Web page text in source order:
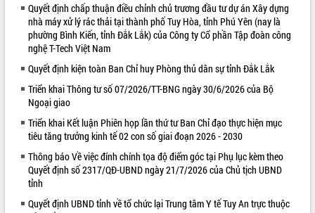
Khám bệnh, cấp phát thuốc miễn phí
và tặng quà người dân xã Cư Pui
Hội nghị UBND tỉnh Đắk Lắk thường kỳ
tháng 7/2026
Lễ truy tặng danh hiệu “Bà Mẹ Việt
Nam Anh hùng” và trao Huân chương
UBND tỉnh Đắk Lắk triển khai nhiệm
vụ 6 tháng cuối năm 2026
Kỳ họp thứ Hai, Hội đồng nhân dân
ALBUM ẢNH
Quyết định chấp thuận điều chỉnh chủ trương đầu tư dự án Xây dựng
nhà máy xử lý rác thải tại thành phố Tuy Hòa, tỉnh Phú Yên (nay là
phường Bình Kiến, tỉnh Đắk Lắk) của Công ty Cổ phần Tập đoàn công
nghệ T-Tech Việt Nam
Quyết định kiện toàn Ban Chỉ huy Phòng thủ dân sự tỉnh Đắk Lắk
Triển khai Thông tư số 07/2026/TT-BNG ngày 30/6/2026 của Bộ
Ngoại giao
Triển khai Kết luận Phiên họp lần thứ tư Ban Chỉ đạo thực hiện mục
tiêu tăng trưởng kinh tế 02 con số giai đoạn 2026 - 2030
Thông báo Về việc đính chính tọa độ điểm góc tại Phụ lục kèm theo
Quyết định số 2317/QĐ-UBND ngày 21/7/2026 của Chủ tịch UBND
tỉnh
Quyết định UBND tỉnh về tổ chức lại Trung tâm Y tế Tuy An trực thuộc